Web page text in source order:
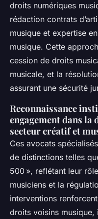
droits numériques
rédaction contrats
musique et expertise
musique. Cette
cession de droits
musicale, et la
assurant une sécurité
Reconnaissance
engagement dans la
secteur créatif et
Ces avocats
de distinctions telles
500 », reflétant leur
musiciens et la
interventions
droits voisins musique,